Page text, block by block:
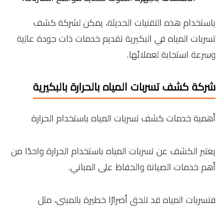
باستخدام هذه التقنيات الحديثة، يمكن لشركة كشف
تسربات المياه في البكيرية تقديم خدمات ذات جودة عالية
وسرعة استجابة لعملائها.
شركة كشف تسربات المياه بالحرارة بالبكيرية
أهمية خدمات كشف تسربات المياه باستخدام الحرارة
يعتبر الكشف عن تسربات المياه باستخدام الحرارة واحدًا من
أهم خدمات الصيانة والحفاظ على المباني.
فتسربات المياه قد تلحق أضرارًا خطيرة بالمبنى، مثل